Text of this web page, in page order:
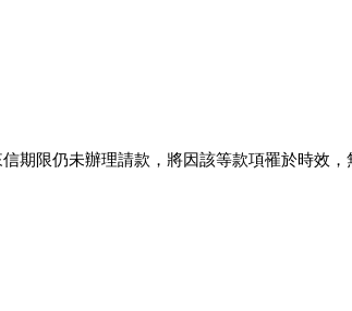
期限仍未辦理請款，將因該等款項罹於時效，